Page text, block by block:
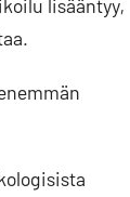
lisääntyy,